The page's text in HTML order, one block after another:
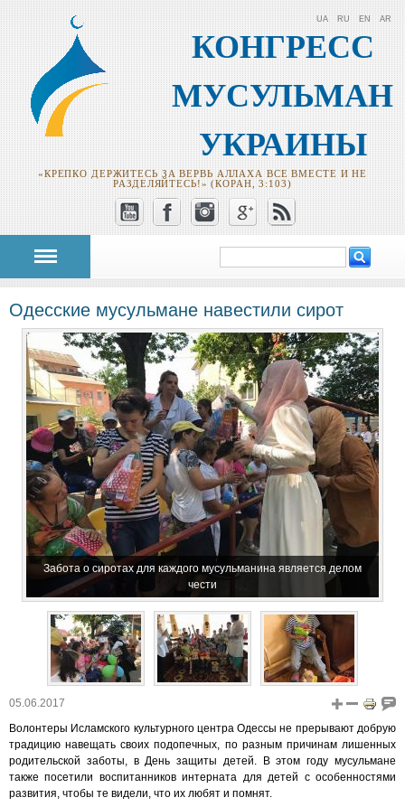
КОНГРЕСС
МУСУЛЬМАН
УКРАИНЫ
«КРЕПКО ДЕРЖИТЕСЬ ЗА ВЕРВЬ АЛЛАХА ВСЕ ВМЕСТЕ И НЕ
РАЗДЕЛЯЙТЕСЬ!» (КОРАН, 3:103)
UA RU EN AR
Форма поиска
Одесские мусульмане навестили сирот
Забота о сиротах для каждого мусульманина является делом
чести
05.06.2017
Волонтеры Исламского культурного центра Одессы не прерывают добрую
традицию навещать своих подопечных, по разным причинам лишенных
родительской заботы, в День защиты детей. В этом году мусульмане
также посетили воспитанников интерната для детей с особенностями
развития, чтобы те видели, что их любят и помнят.